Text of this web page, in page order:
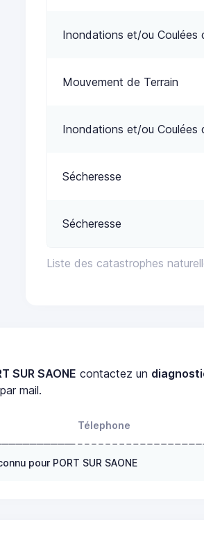
Liste des catastrophes
Inondations et/ou Coulées
Mouvement de Terrain
Inondations et/ou Coulées
Sécheresse
Sécheresse
SUR SAONE contactez un
mail.
Télephone
pour PORT SUR SAONE